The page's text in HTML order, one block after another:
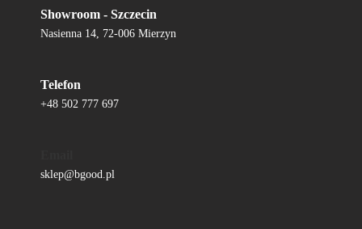
Showroom - Szczecin
Nasienna 14, 72-006 Mierzyn
Telefon
+48 502 777 697
sklep@bgood.pl